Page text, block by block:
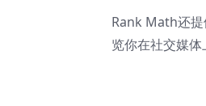
Rank Math还提
览你在社交媒体